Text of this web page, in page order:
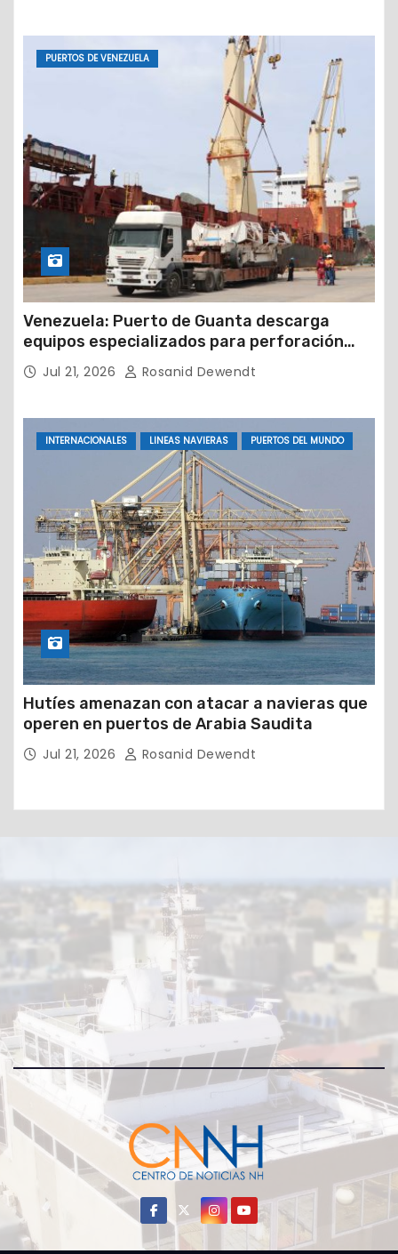
PUERTOS DE VENEZUELA
Venezuela: Puerto de Guanta descarga
equipos especializados para perforación
petrolera
Jul 21, 2026 Rosanid Dewendt
INTERNACIONALES LINEAS NAVIERAS PUERTOS DEL MUNDO
Hutíes amenazan con atacar a navieras que
operen en puertos de Arabia Saudita
Jul 21, 2026 Rosanid Dewendt